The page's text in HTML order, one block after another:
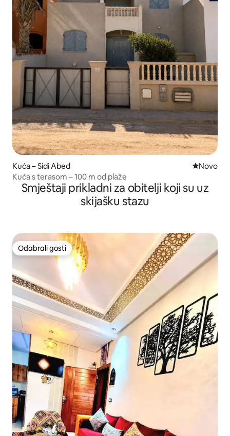
Kuća – Sidi Abed Novi
Novo
Kuća s terasom – 100 m od plaže
Smještaji prikladni za obitelji koji su uz
skijašku stazu
Odabrali gosti
Odabrali gosti